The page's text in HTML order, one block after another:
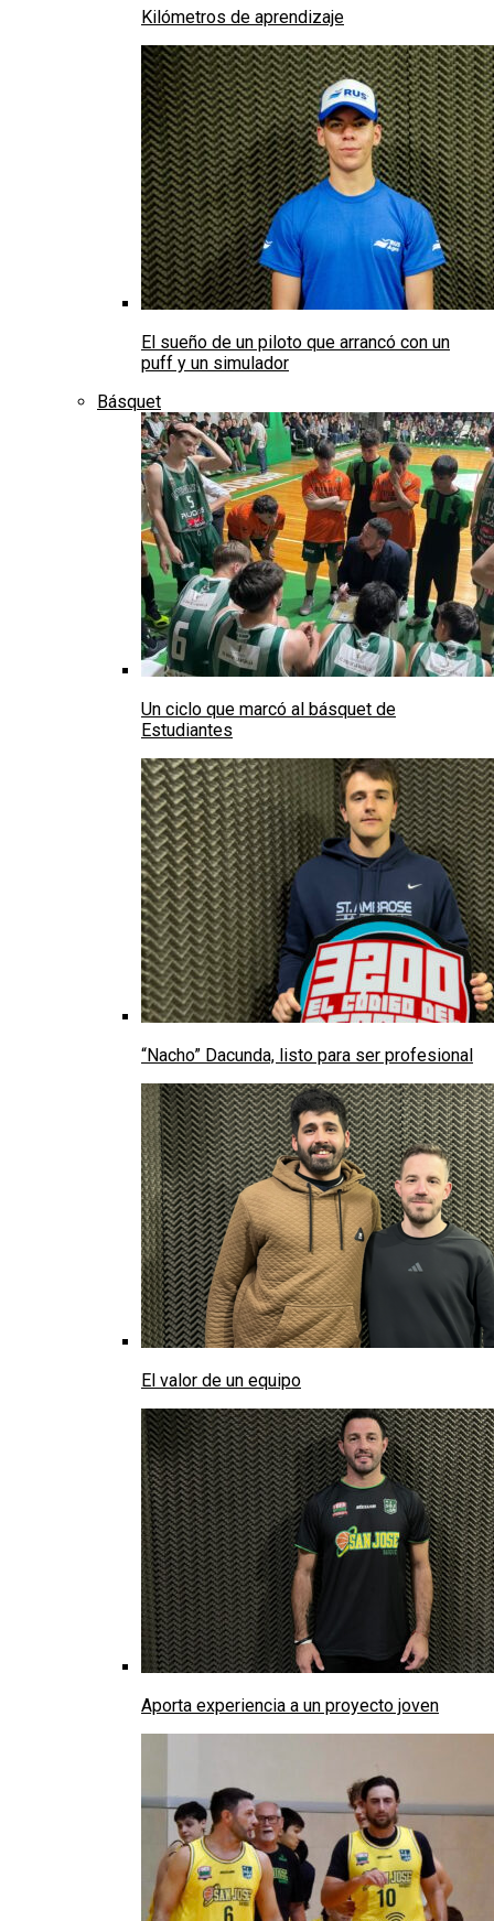
Kilómetros de aprendizaje
El sueño de un piloto que arrancó con un
puff y un simulador
Básquet
Un ciclo que marcó al básquet de
Estudiantes
“Nacho” Dacunda, listo para ser profesional
El valor de un equipo
Aporta experiencia a un proyecto joven